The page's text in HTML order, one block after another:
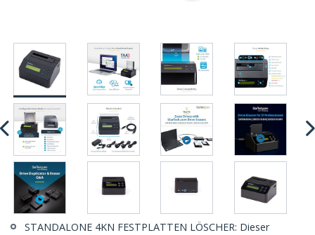
STANDALONE 4KN FESTPLATTEN LÖSCHER: Dieser